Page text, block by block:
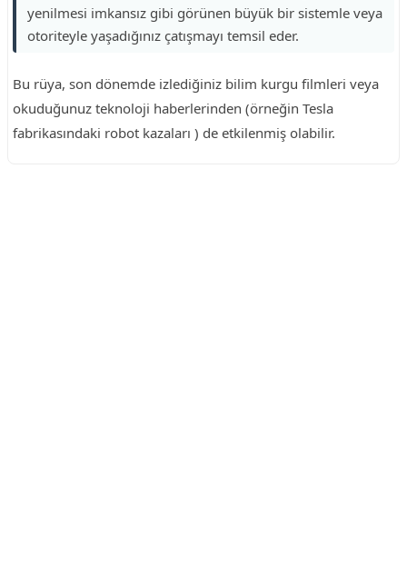
yenilmesi imkansız gibi görünen büyük bir sistemle veya
otoriteyle yaşadığınız çatışmayı temsil eder.
Bu rüya, son dönemde izlediğiniz bilim kurgu filmleri veya
okuduğunuz teknoloji haberlerinden (örneğin Tesla
fabrikasındaki robot kazaları ) de etkilenmiş olabilir.